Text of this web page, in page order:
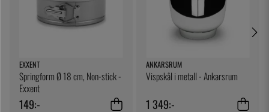
EXXENT
Springform Ø 18 cm, Non-stick -
Exxent
149:-
ANKARSRUM
Vispskål i metall - Ankarsrum
1 349:-